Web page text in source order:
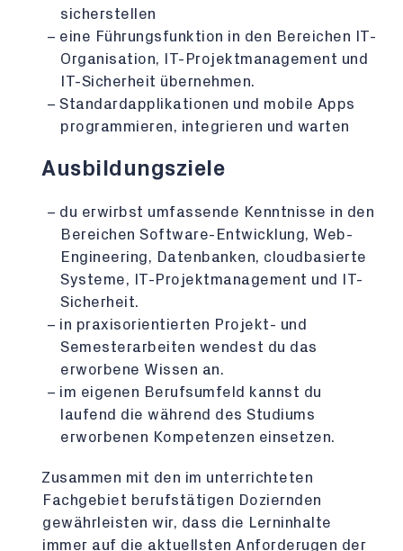
sicherstellen
eine Führungsfunktion in den Bereichen IT-
Organisation, IT-Projektmanagement und
IT-Sicherheit übernehmen.
Standardapplikationen und mobile Apps
programmieren, integrieren und warten
Ausbildungsziele
du erwirbst umfassende Kenntnisse in den
Bereichen Software-Entwicklung, Web-
Engineering, Datenbanken, cloudbasierte
Systeme, IT-Projektmanagement und IT-
Sicherheit.
in praxisorientierten Projekt- und
Semesterarbeiten wendest du das
erworbene Wissen an.
im eigenen Berufsumfeld kannst du
laufend die während des Studiums
erworbenen Kompetenzen einsetzen.
Zusammen mit den im unterrichteten
Fachgebiet berufstätigen Doziernden
gewährleisten wir, dass die Lerninhalte
immer auf die aktuellsten Anforderugen der